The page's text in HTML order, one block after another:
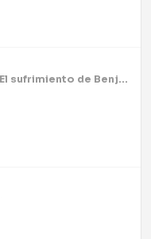
Verdades ocultas • El sufrimiento de Benjamín tras abrir los ojos